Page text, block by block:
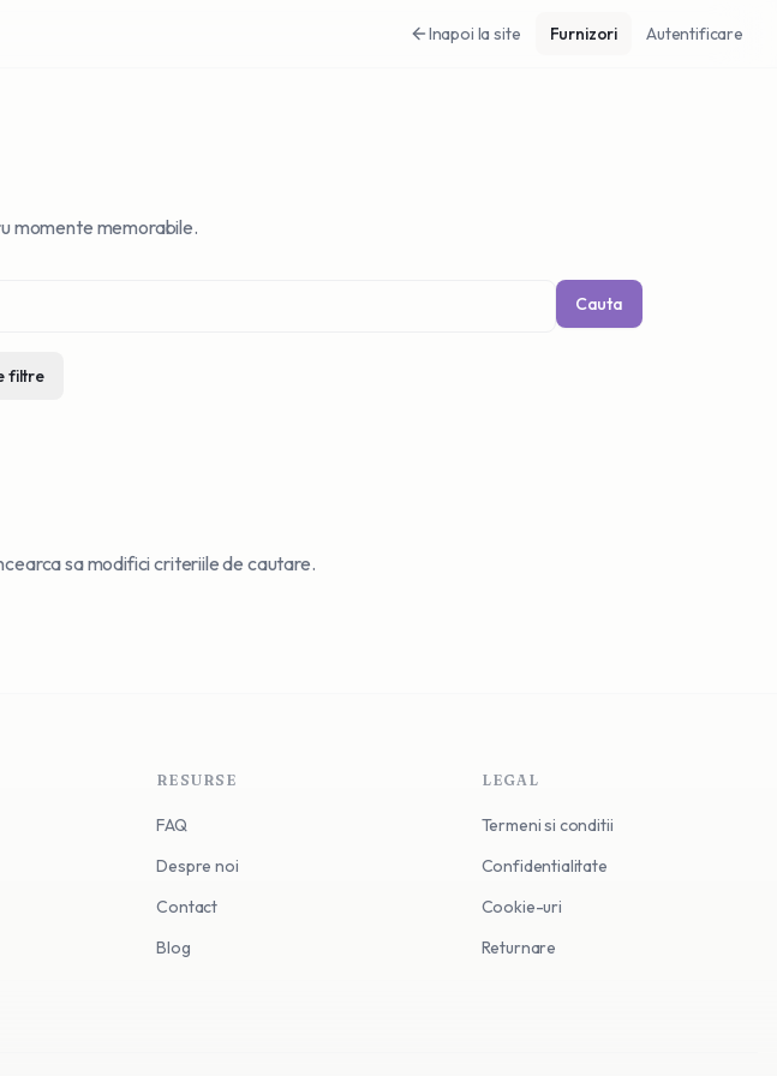
Inapoi la site Furnizori Autentificare
momente memorabile.
Cauta
filtre
sa modifici criteriile de cautare.
RESURSE
FAQ
Despre noi
Contact
Blog
LEGAL
Termeni si conditii
Confidentialitate
Cookie-uri
Returnare